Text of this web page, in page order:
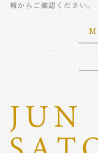
報からご確認ください。